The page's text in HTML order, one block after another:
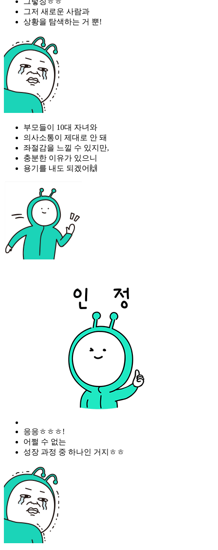
그저 새로운 사람과
상황을 탐색하는 거 뿐!
부모들이 10대 자녀와
의사소통이 제대로 안 돼
좌절감을 느낄 수 있지만,
충분한 이유가 있으니
용기를 내도 되겠어🙌
응응ㅎㅎㅎ!
어쩔 수 없는
성장 과정 중 하나인 거지ㅎㅎ